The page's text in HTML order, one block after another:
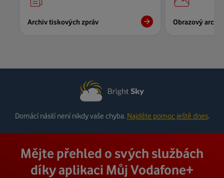
Archiv tiskových zpráv Obrazový archiv
Domácí násilí není nikdy vaše chyba. Najděte pomoc ještě dnes.
Mějte přehled o svých službách
díky aplikaci Můj Vodafone+